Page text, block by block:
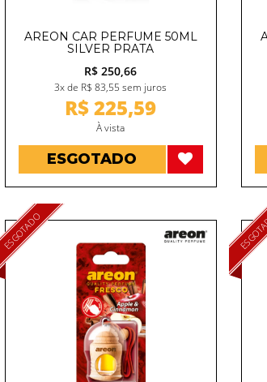
AREON CAR PERFUME 50ML
SILVER PRATA
R$ 250,66
3x de R$ 83,55 sem juros
R$ 225,59
À vista
ESGOTADO
ESGOTADO